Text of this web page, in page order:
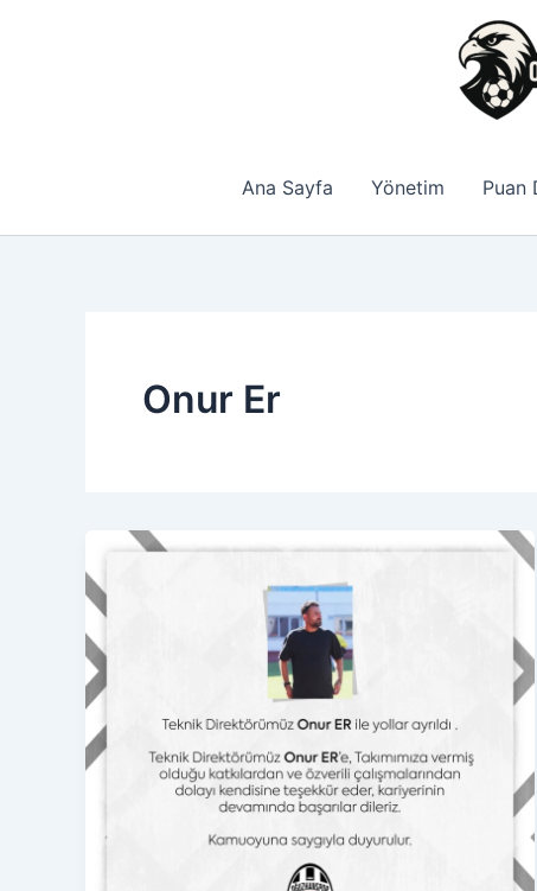
Ana Sayfa Yönetim Puan
Onur Er